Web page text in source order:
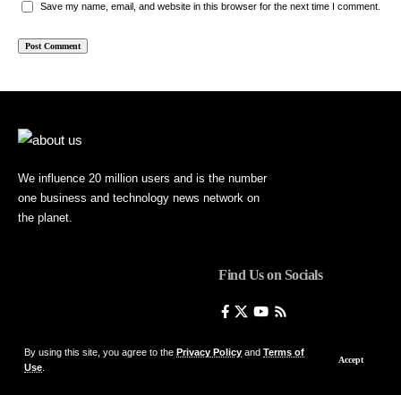
By using this site, you agree to the Privacy Policy and Terms of
Use
Accept
Save my name, email, and website in this browser for the next time I comment.
We influence 20 million users and is the number
one business and technology news network on
the planet.
Find Us on Socials